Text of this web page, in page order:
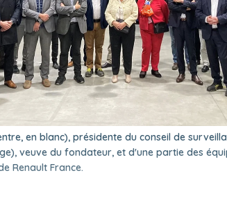
en blanc), présidente du conseil de
veuve du fondateur, et d'une partie des
Renault France.